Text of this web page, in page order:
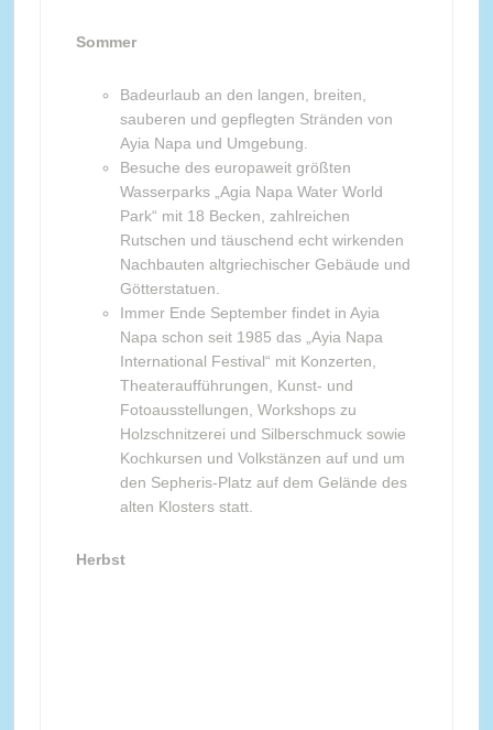
Sommer
Badeurlaub an den langen, breiten,
sauberen und gepflegten Stränden von
Ayia Napa und Umgebung.
Besuche des europaweit größten
Wasserparks „Agia Napa Water World
Park“ mit 18 Becken, zahlreichen
Rutschen und täuschend echt wirkenden
Nachbauten altgriechischer Gebäude und
Götterstatuen.
Immer Ende September findet in Ayia
Napa schon seit 1985 das „Ayia Napa
International Festival“ mit Konzerten,
Theateraufführungen, Kunst- und
Fotoausstellungen, Workshops zu
Holzschnitzerei und Silberschmuck sowie
Kochkursen und Volkstänzen auf und um
den Sepheris-Platz auf dem Gelände des
alten Klosters statt.
Herbst